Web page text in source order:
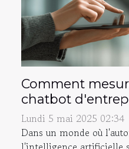
Comment
chatbot
Lundi 5 mai 2025 02:34
Dans un monde où